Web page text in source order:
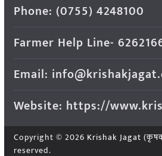
Phone: (0755) 4248100
Farmer Help Line-
Email:
Website: https://
Copyright © 2026 Krishak Jagat
reserved.